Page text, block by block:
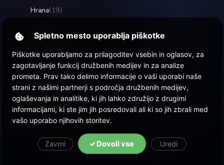
Hrana(19)
Posel(253)
Tehnologija(17)
Zabava(58)
Zdravje (22)
© 2026 Objava.si| Vse pravice pridržane
Spletno mesto uporablja piškotke
Piškotke uporabljamo za prilagoditev vsebin in oglasov, za
zagotavljanje funkcij družbenih medijev in za analize
prometa. Prav tako delimo informacije o vaši uporabi naše
strani z našimi partnerji s področja družbenih medijev,
oglaševanja in analitike, ki jih lahko združijo z drugimi
informacijami, ki ste jim jih posredovali ali ki so jih zbrali med
vašo uporabo njihovih storitev.
Zavrni Dovoli vse Uredi